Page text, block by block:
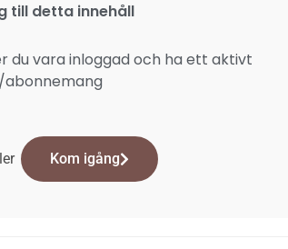
till detta innehåll
du vara inloggad och ha ett aktivt
Kom igång